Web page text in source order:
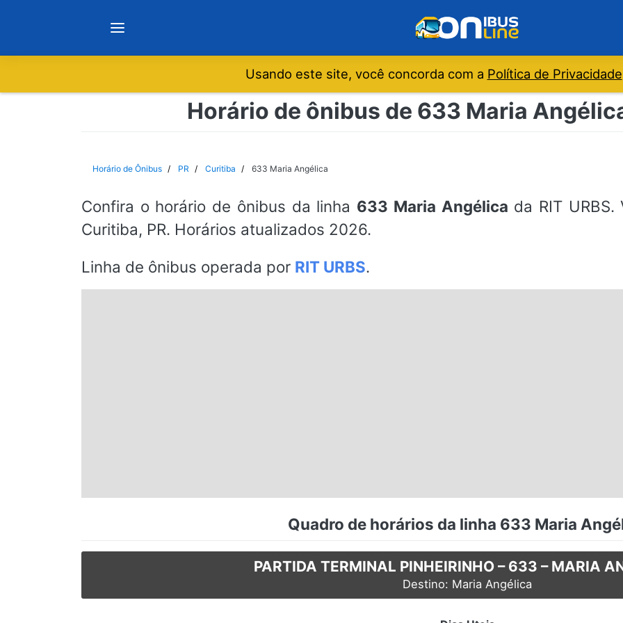
Notícias
São Paulo
Rio de Janeiro
Nordeste
Usando este site, você concorda com a Política de Privacidade
Horário de ônibus de 633 Maria
Horário de Ônibus PR Curitiba 633 Maria Angélica
Confira o horário de ônibus da linha 633 Maria Angélica da RIT
Curitiba, PR. Horários atualizados 2026.
Linha de ônibus operada por RIT URBS.
Quadro de horários da linha 633 Maria
PARTIDA TERMINAL PINHEIRINHO – 633 – MARIA
Destino: Maria Angélica